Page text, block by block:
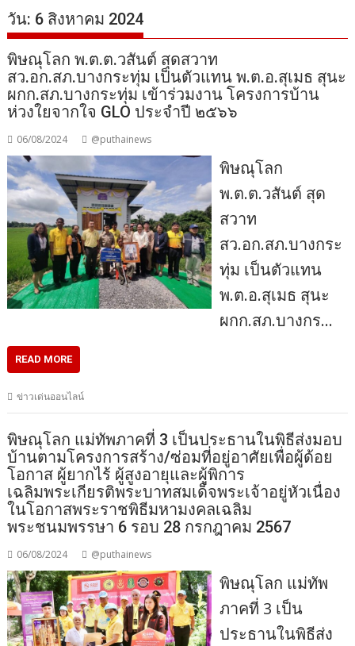
วัน: 6 สิงหาคม 2024
พิษณุโลก พ.ต.ต.วสันต์ สุดสวาท
สว.อก.สภ.บางกระทุ่ม เป็นตัวแทน พ.ต.อ.สุเมธ สุนะ
ผกก.สภ.บางกระทุ่ม เข้าร่วมงาน โครงการบ้าน
ห่วงใยจากใจ GLO ประจำปี ๒๕๖๖
06/08/2024 @puthainews
พิษณุโลก
พ.ต.ต.วสันต์ สุด
สวาท
สว.อก.สภ.บางกระ
ทุ่ม เป็นตัวแทน
พ.ต.อ.สุเมธ สุนะ
ผกก.สภ.บางกร…
READ MORE
ข่าวเด่นออนไลน์
พิษณุโลก แม่ทัพภาคที่ 3 เป็นประธานในพิธีส่งมอบ
บ้านตามโครงการสร้าง/ซ่อมที่อยู่อาศัยเพื่อผู้ด้อย
โอกาส ผู้ยากไร้ ผู้สูงอายุและผู้พิการ
เฉลิมพระเกียรติพระบาทสมเด็จพระเจ้าอยู่หัวเนื่อง
ในโอกาสพระราชพิธีมหามงคลเฉลิม
พระชนมพรรษา 6 รอบ 28 กรกฎาคม 2567
06/08/2024 @puthainews
พิษณุโลก แม่ทัพ
ภาคที่ 3 เป็น
ประธานในพิธีส่ง